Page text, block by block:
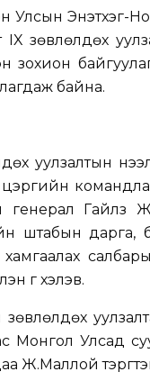
Улсын Энэтхэг-
IX зөвлөлдөх
зохион
байна.
уулзалтын
генерал Гайлз
штабын дарга,
хамгаалах
үг хэлэв.
зөвлөлдөх
Монгол Улсад
Ж.Маллой